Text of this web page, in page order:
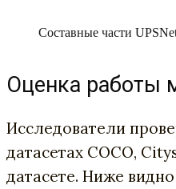
Составные части
Оценка работы
Исследователи
датасетах COCO,
датасете. Ниже